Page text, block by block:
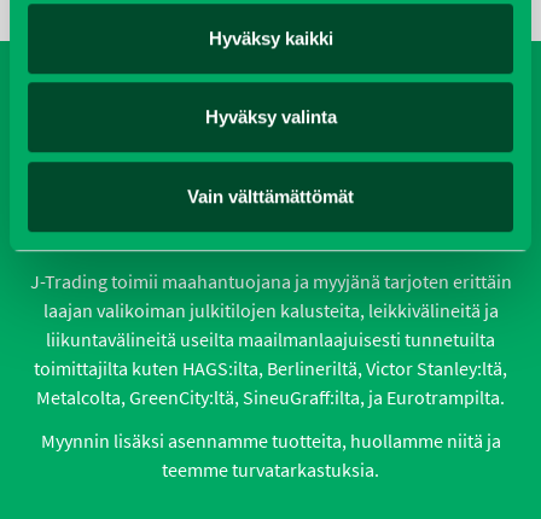
Hyväksy kaikki
Hyväksy valinta
Vain välttämättömät
PUISTO-JA
YMPÄRISTÖKALUSTEET
J-Trading toimii maahantuojana ja myyjänä tarjoten erittäin
laajan valikoiman julkitilojen kalusteita, leikkivälineitä ja
liikuntavälineitä useilta maailmanlaajuisesti tunnetuilta
toimittajilta kuten HAGS:ilta, Berlineriltä, Victor Stanley:ltä,
Metalcolta, GreenCity:ltä, SineuGraff:ilta, ja Eurotrampilta.
Myynnin lisäksi asennamme tuotteita, huollamme niitä ja
teemme turvatarkastuksia.